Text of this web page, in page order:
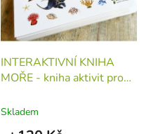
INTERAKTIVNÍ KNIHA
MOŘE - kniha aktivit pro
kniha
Skladem